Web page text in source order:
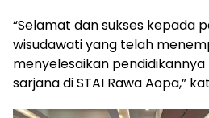
“Selamat dan sukses kepada
wisudawati yang telah
menyelesaikan
sarjana di STAI Rawa Aopa,”